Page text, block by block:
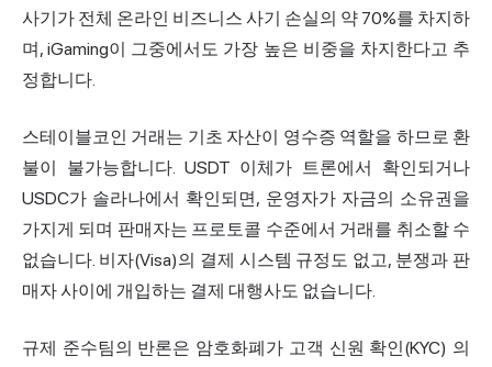
사기가 전체 온라인 비즈니스 사기 손실의 약 70%를 차지하
며, iGaming이 그중에서도 가장 높은 비중을 차지한다고 추
정합니다.
스테이블코인 거래는 기초 자산이 영수증 역할을 하므로 환
불이 불가능합니다. USDT 이체가 트론에서 확인되거나
USDC가 솔라나에서 확인되면, 운영자가 자금의 소유권을
가지게 되며 판매자는 프로토콜 수준에서 거래를 취소할 수
없습니다. 비자(Visa)의 결제 시스템 규정도 없고, 분쟁과 판
매자 사이에 개입하는 결제 대행사도 없습니다.
규제 준수팀의 반론은 암호화폐가 고객 신원 확인(KYC) 의